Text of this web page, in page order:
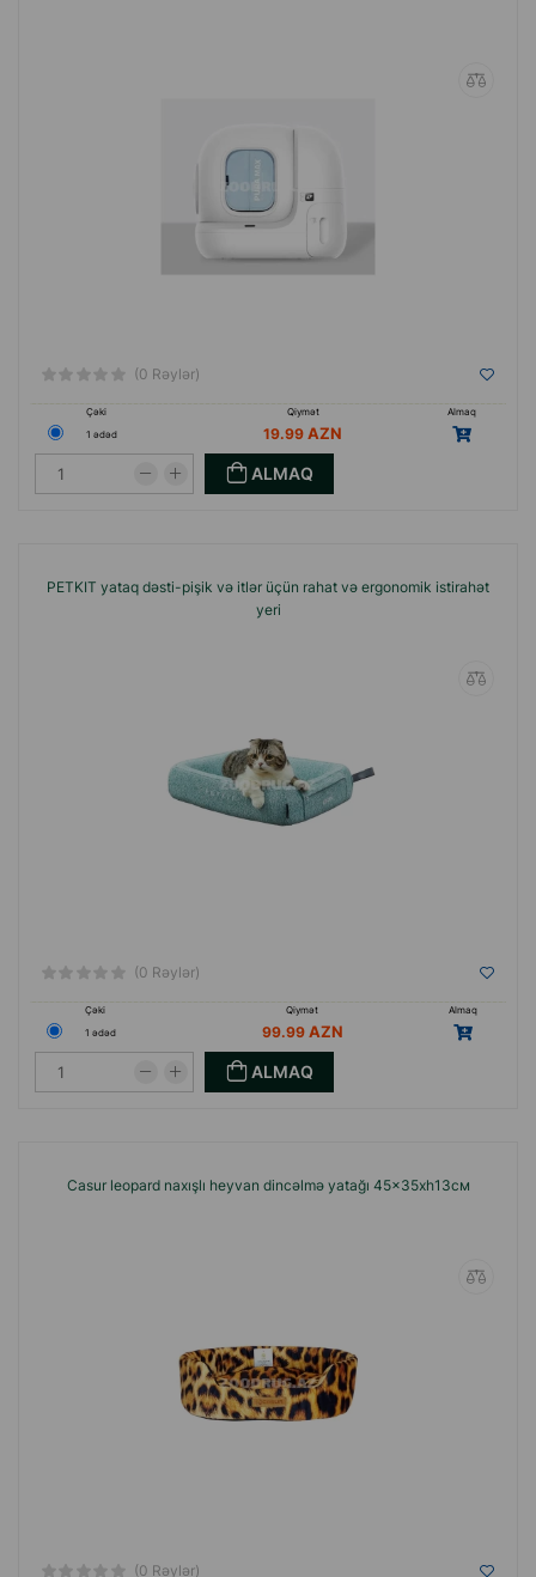
(0 Rəylər)
Çəki Qiymət
Almaq
1 ədəd
19.99
ALMAQ
PETKIT yataq dəsti-pişik və itlər üçün rahat və ergonomik istirahət
yeri
(0 Rəylər)
Çəki Qiymət
Almaq
1 ədəd
99.99
ALMAQ
Casur leopard naxışlı heyvan dincəlmə yatağı 45x35xh13см
(0 Rəylər)